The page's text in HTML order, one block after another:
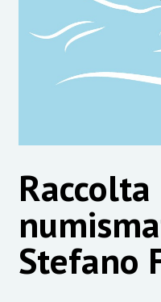
Raccolta
Stefano